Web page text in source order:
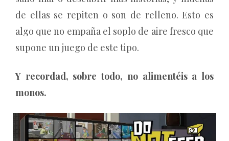
de ellas se repiten o son de relleno. Esto es
algo que no empaña el soplo de aire fresco que
supone un juego de este tipo.
Y recordad, sobre todo, no alimentéis a los
monos.